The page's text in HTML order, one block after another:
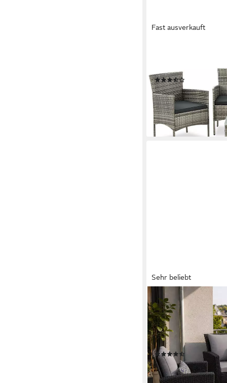
Fast ausverkauft
Sitzgruppe für 4
159,99 €
lieferbar - in 4-5
Sehr beliebt
MEXO
Gartenlounge-Set
Personen, wetterfest,
mit Tisch &
Armlehnen 8 cm
319,00 € UVP599,99 €
-47%